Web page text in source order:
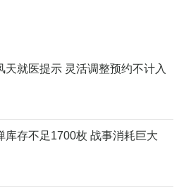
天就医提示 灵活调整预约不计入
库存不足1700枚 战事消耗巨大